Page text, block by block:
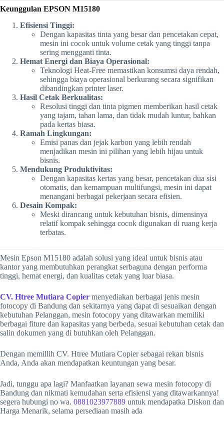
Keunggulan EPSON M15180
Efisiensi Tinggi:
Dengan kapasitas tinta yang besar dan pencetakan cepat,
mesin ini cocok untuk volume cetak yang tinggi tanpa
sering mengganti tinta.
Hemat Energi dan Biaya Operasional:
Teknologi Heat-Free memastikan konsumsi daya rendah,
sehingga biaya operasional berkurang secara signifikan
dibandingkan printer laser.
Hasil Cetak Berkualitas:
Resolusi tinggi dan tinta pigmen memberikan hasil cetak
yang tajam, tahan lama, dan tidak mudah luntur, bahkan
pada kertas biasa.
Ramah Lingkungan:
Emisi panas dan jejak karbon yang lebih rendah
menjadikan mesin ini pilihan yang lebih hijau untuk
bisnis.
Mendukung Produktivitas:
Dengan kapasitas kertas yang besar, pencetakan dua sisi
otomatis, dan kemampuan multifungsi, mesin ini dapat
menangani berbagai pekerjaan secara efisien.
Desain Kompak:
Meski dirancang untuk kebutuhan bisnis, dimensinya
relatif kompak sehingga cocok digunakan di ruang kerja
terbatas.
Mesin Epson M15180 adalah solusi yang ideal untuk bisnis atau
kantor yang membutuhkan perangkat serbaguna dengan performa
tinggi, hemat energi, dan kualitas cetak yang luar biasa.
CV. Htree Mutiara Copier menyediakan berbagai jenis mesin
fotocopy di Bandung dan sekitarnya yang dapat di sesuaikan dengan
kebutuhan Pelanggan, mesin fotocopy yang ditawarkan memiliki
berbagai fiture dan kapasitas yang berbeda, sesuai kebutuhan cetak dan
salin dokumen yang di butuhkan oleh Pelanggan.
Dengan memillih CV. Htree Mutiara Copier sebagai rekan bisnis
Anda, Anda akan mendapatkan keuntungan yang besar.
Jadi, tunggu apa lagi? Manfaatkan layanan sewa mesin fotocopy di
Bandung dan nikmati kemudahan serta efisiensi yang ditawarkannya!
segera hubungi no wa. 0881023977889 untuk mendapatka Diskon dan
Harga Menarik, selama persediaan masih ada